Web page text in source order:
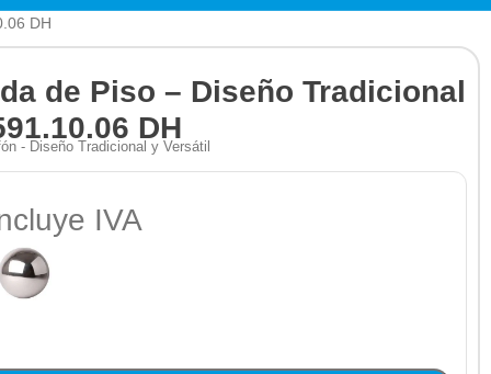
DH
de Piso – Diseño Tradicional
DH
- Diseño Tradicional y Versátil
IVA